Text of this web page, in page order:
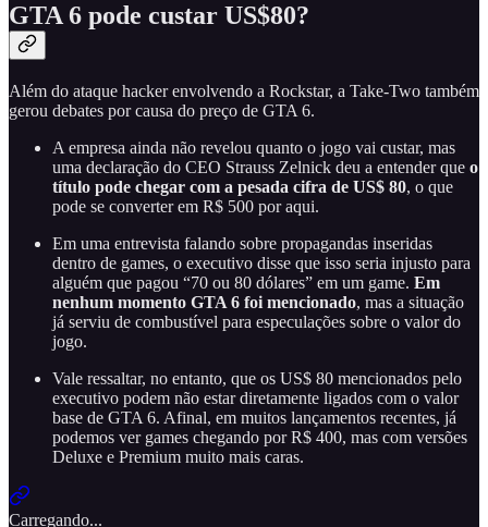
GTA 6 pode custar US$80?
Além do ataque hacker envolvendo a Rockstar, a Take-Two também
gerou debates por causa do preço de GTA 6.
A empresa ainda não revelou quanto o jogo vai custar, mas
uma declaração do CEO Strauss Zelnick deu a entender que o
título pode chegar com a pesada cifra de US$ 80, o que
pode se converter em R$ 500 por aqui.
Em uma entrevista falando sobre propagandas inseridas
dentro de games, o executivo disse que isso seria injusto para
alguém que pagou “70 ou 80 dólares” em um game. Em
nenhum momento GTA 6 foi mencionado, mas a situação
já serviu de combustível para especulações sobre o valor do
jogo.
Vale ressaltar, no entanto, que os US$ 80 mencionados pelo
executivo podem não estar diretamente ligados com o valor
base de GTA 6. Afinal, em muitos lançamentos recentes, já
podemos ver games chegando por R$ 400, mas com versões
Deluxe e Premium muito mais caras.
Carregando...